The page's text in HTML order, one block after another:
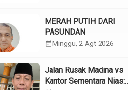
MERAH PUTIH DARI
PASUNDAN
calendar_month Minggu, 2 Agt 2026
Jalan Rusak Madina vs
Kantor Sementara Nias: